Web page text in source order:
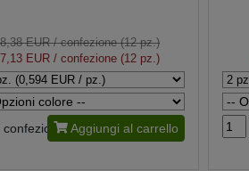
8,38 EUR/ confezione (12 pz.)
7,13 EUR/ confezione (12 pz.)
confezione Aggiungi al carrello